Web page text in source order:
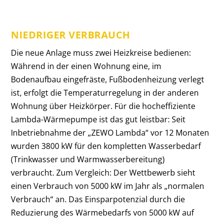
NIEDRIGER VERBRAUCH
Die neue Anlage muss zwei Heizkreise bedienen:
Während in der einen Wohnung eine, im
Bodenaufbau eingefräste, Fußbodenheizung verlegt
ist, erfolgt die Temperaturregelung in der anderen
Wohnung über Heizkörper. Für die hocheffiziente
Lambda-Wärmepumpe ist das gut leistbar:Seit
Inbetriebnahme der „ZEWO Lambda“ vor 12 Monaten
wurden 3800 kW für den kompletten Wasserbedarf
(Trinkwasser und Warmwasserbereitung)
verbraucht. Zum Vergleich: Der Wettbewerb sieht
einen Verbrauch von 5000 kW im Jahr als „normalen
Verbrauch“ an. Das Einsparpotenzial durch die
Reduzierung des Wärmebedarfs von 5000 kW auf